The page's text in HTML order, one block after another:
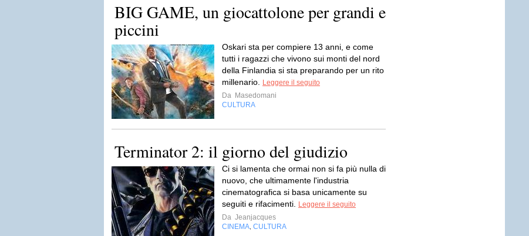
BIG GAME, un giocattolone per grandi e
piccini
Oskari sta per compiere 13 anni, e come
tutti i ragazzi che vivono sui monti del nord
della Finlandia si sta preparando per un rito
millenario.
Leggere il seguito
Da Masedomani
CULTURA
Terminator 2: il giorno del giudizio
Ci si lamenta che ormai non si fa più nulla di
nuovo, che ultimamente l'industria
cinematografica si basa unicamente su
seguiti e rifacimenti.
Leggere il seguito
Da Jeanjacques
CINEMA CULTURA